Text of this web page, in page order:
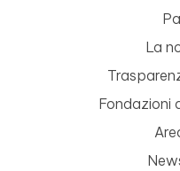
La
Fondazioni